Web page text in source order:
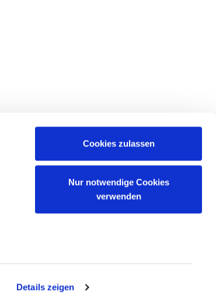
Details zeigen
Cookies zulassen
Nur notwendige Cookies
verwenden
Site Map Beruf und Karriere
Anreise